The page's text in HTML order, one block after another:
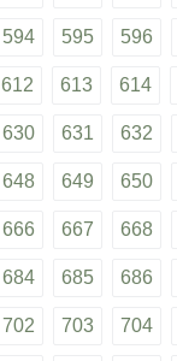
594 595 596
612 613 614
630 631 632
648 649 650
666 667 668
684 685 686
702 703 704